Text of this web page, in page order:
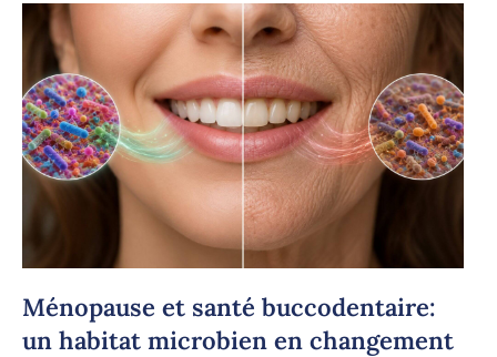
Ménopause et santé buccodentaire:
un habitat microbien en changement